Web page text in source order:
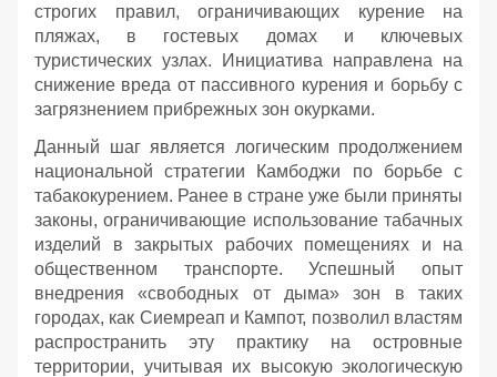
строгих правил, ограничивающих курение на
пляжах, в гостевых домах и ключевых
туристических узлах. Инициатива направлена на
снижение вреда от пассивного курения и борьбу с
загрязнением прибрежных зон окурками.
Данный шаг является логическим продолжением
национальной стратегии Камбоджи по борьбе с
табакокурением. Ранее в стране уже были приняты
законы, ограничивающие использование табачных
изделий в закрытых рабочих помещениях и на
общественном транспорте. Успешный опыт
внедрения «свободных от дыма» зон в таких
городах, как Сиемреап и Кампот, позволил властям
распространить эту практику на островные
территории, учитывая их высокую экологическую